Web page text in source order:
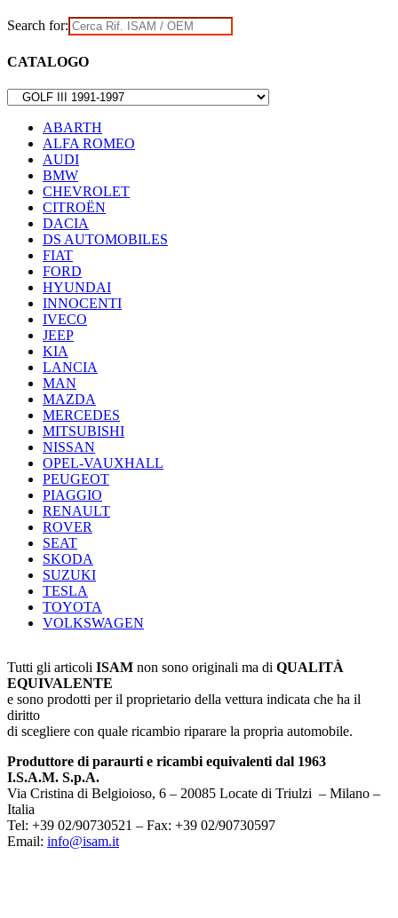
Search for:
CATALOGO
ABARTH
ALFA ROMEO
AUDI
BMW
CHEVROLET
CITROËN
DACIA
DS AUTOMOBILES
FIAT
FORD
HYUNDAI
INNOCENTI
IVECO
JEEP
KIA
LANCIA
MAN
MAZDA
MERCEDES
MITSUBISHI
NISSAN
OPEL-VAUXHALL
PEUGEOT
PIAGGIO
RENAULT
ROVER
SEAT
SKODA
SUZUKI
TESLA
TOYOTA
VOLKSWAGEN
Tutti gli articoli ISAM non sono originali ma di QUALITÀ
EQUIVALENTE
e sono prodotti per il proprietario della vettura indicata che ha il
diritto
di scegliere con quale ricambio riparare la propria automobile.
Produttore di paraurti e ricambi equivalenti dal 1963
I.S.A.M. S.p.A.
Via Cristina di Belgioioso, 6 – 20085 Locate di Triulzi – Milano –
Italia
Tel: +39 02/90730521 – Fax: +39 02/90730597
Email: info@isam.it